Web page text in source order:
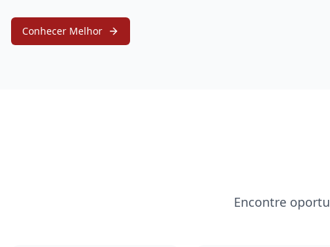
Conhecer Melhor
Encontre